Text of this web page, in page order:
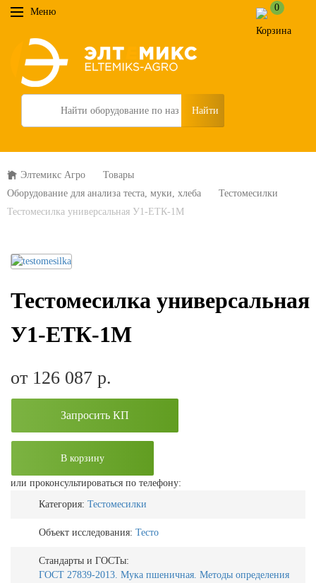
Меню 0
Search
Элтемикс Агро
Товары
Оборудование для анализа теста, муки, хлеба
Тестомесилки
Тестомесилка универсальная У1-ЕТК-1М
Тестомесилка универсальная
У1-ЕТК-1М
от 126 087 р.
Запросить КП
В корзину
или проконсультироваться по телефону:
Категория: Тестомесилки
Объект исследования: Тесто
Стандарты и ГОСТы:
ГОСТ 27839-2013. Мука пшеничная. Методы определения